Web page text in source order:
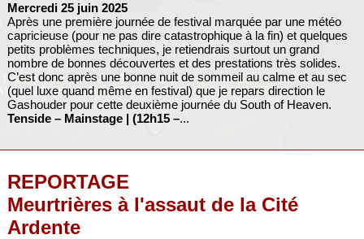
Mercredi 25 juin 2025
Après une première journée de festival marquée par une météo
capricieuse (pour ne pas dire catastrophique à la fin) et quelques
petits problèmes techniques, je retiendrais surtout un grand
nombre de bonnes découvertes et des prestations très solides.
C’est donc après une bonne nuit de sommeil au calme et au sec
(quel luxe quand même en festival) que je repars direction le
Gashouder pour cette deuxième journée du South of Heaven.
Tenside – Mainstage | (12h15 –...
REPORTAGE
Meurtrières à l'assaut de la Cité
Ardente